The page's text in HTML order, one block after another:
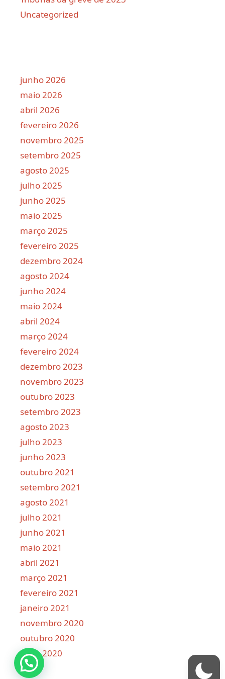
Uncategorized
junho 2026
maio 2026
abril 2026
fevereiro 2026
novembro 2025
setembro 2025
agosto 2025
julho 2025
junho 2025
maio 2025
março 2025
fevereiro 2025
dezembro 2024
agosto 2024
junho 2024
maio 2024
abril 2024
março 2024
fevereiro 2024
dezembro 2023
novembro 2023
outubro 2023
setembro 2023
agosto 2023
julho 2023
junho 2023
outubro 2021
setembro 2021
agosto 2021
julho 2021
junho 2021
maio 2021
abril 2021
março 2021
fevereiro 2021
janeiro 2021
novembro 2020
outubro 2020
julho 2020